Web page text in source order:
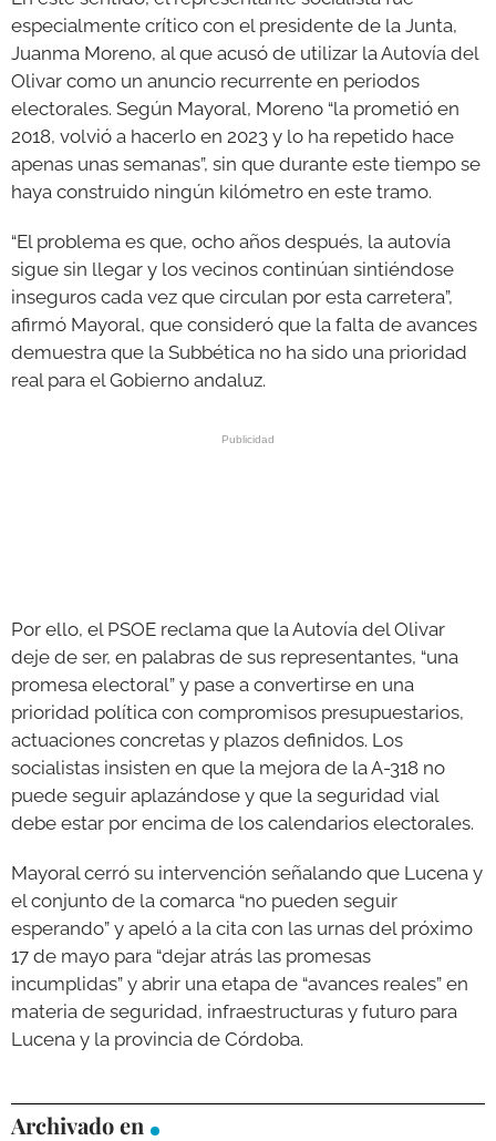
especialmente crítico con el presidente de la Junta,
Juanma Moreno, al que acusó de utilizar la Autovía del
Olivar como un anuncio recurrente en periodos
electorales. Según Mayoral, Moreno “la prometió en
2018, volvió a hacerlo en 2023 y lo ha repetido hace
apenas unas semanas”, sin que durante este tiempo se
haya construido ningún kilómetro en este tramo.
“El problema es que, ocho años después, la autovía
sigue sin llegar y los vecinos continúan sintiéndose
inseguros cada vez que circulan por esta carretera”,
afirmó Mayoral, que consideró que la falta de avances
demuestra que la Subbética no ha sido una prioridad
real para el Gobierno andaluz.
Por ello, el PSOE reclama que la Autovía del Olivar
deje de ser, en palabras de sus representantes, “una
promesa electoral” y pase a convertirse en una
prioridad política con compromisos presupuestarios,
actuaciones concretas y plazos definidos. Los
socialistas insisten en que la mejora de la A-318 no
puede seguir aplazándose y que la seguridad vial
debe estar por encima de los calendarios electorales.
Mayoral cerró su intervención señalando que Lucena y
el conjunto de la comarca “no pueden seguir
esperando” y apeló a la cita con las urnas del próximo
17 de mayo para “dejar atrás las promesas
incumplidas” y abrir una etapa de “avances reales” en
materia de seguridad, infraestructuras y futuro para
Lucena y la provincia de Córdoba.
Archivado en